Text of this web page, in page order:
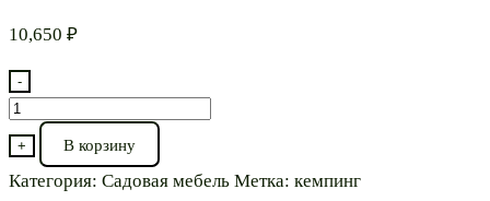
10,650 ₽
-
Количество
товара
Скамья⭐”Беседа
150"
+ В корзину
Категория: Садовая мебель Метка: кемпинг